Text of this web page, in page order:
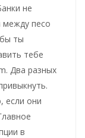
не
песо
ты
тебе
Два разных
если они
в